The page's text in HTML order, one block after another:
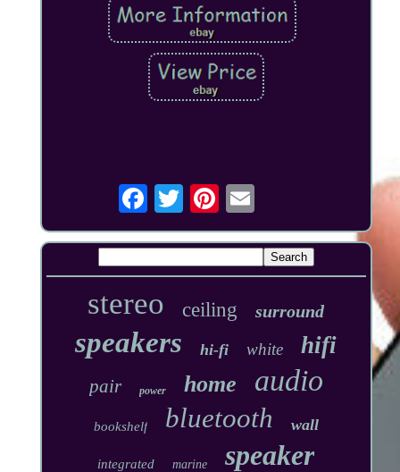
stereo ceiling surround
speakers hi-fi white hifi
pair power home audio
bookshelf bluetooth wall
integrated marine speaker